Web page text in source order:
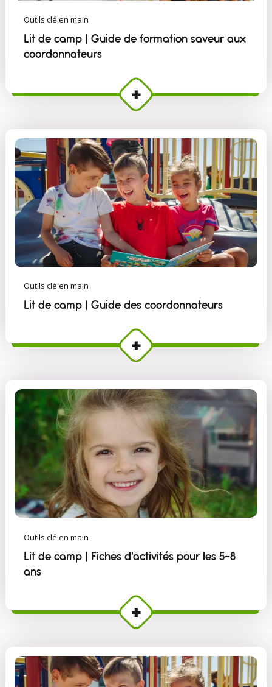
Outils clé en main
Lit de camp | Guide de formation saveur aux
coordonnateurs
Outils clé en main
Lit de camp | Guide des coordonnateurs
Outils clé en main
Lit de camp | Fiches d'activités pour les 5-8
ans